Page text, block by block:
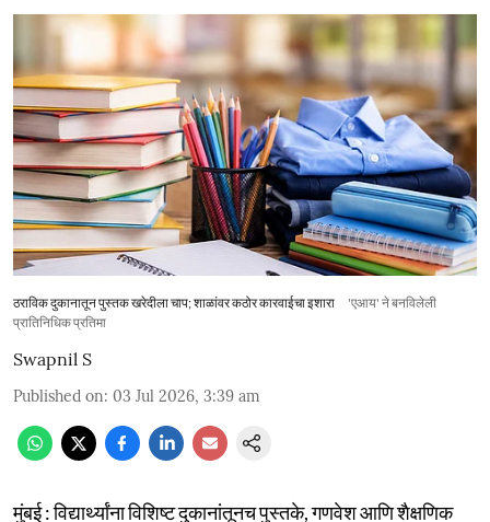
ठराविक दुकानातून पुस्तक खरेदीला चाप; शाळांवर कठोर कारवाईचा इशारा
'एआय' ने बनविलेली
प्रातिनिधिक प्रतिमा
Swapnil S
Published on: 03 Jul 2026, 3:39 am
मुंबई : विद्यार्थ्यांना विशिष्ट दुकानांतूनच पुस्तके, गणवेश आणि शैक्षणिक